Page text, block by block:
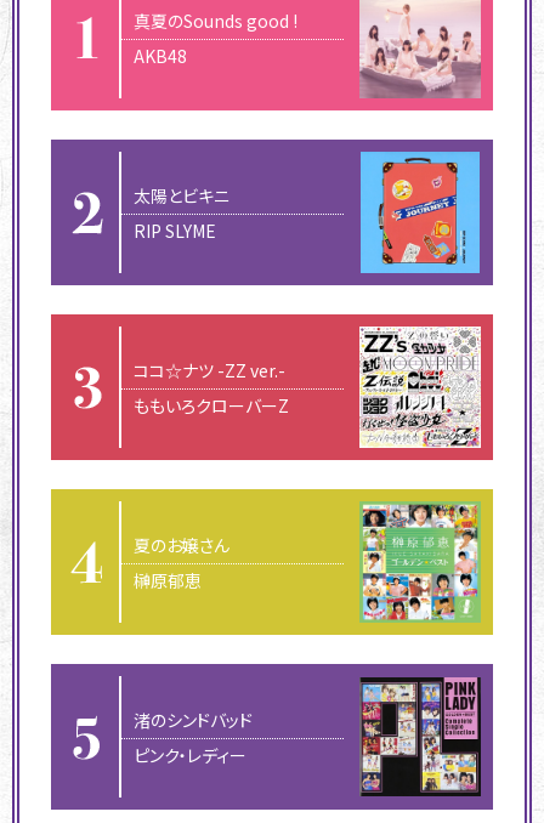
真夏のSounds good !
AKB48
太陽とビキニ
RIP SLYME
ココ☆ナツ -ZZ ver.-
ももいろクローバーZ
夏のお嬢さん
榊原郁恵
渚のシンドバッド
ピンク・レディー